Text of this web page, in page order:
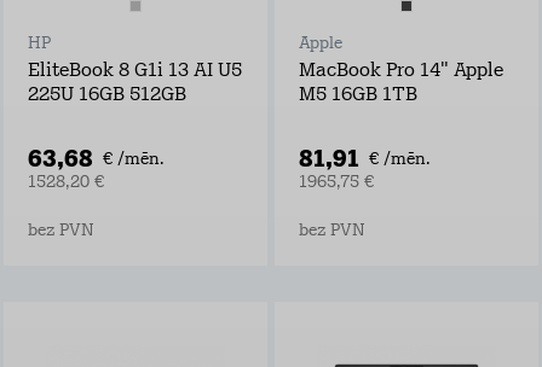
HP
EliteBook 8 G1i 13 AI U5
225U 16GB 512GB
63,68 € /mēn.
1528,20 €
bez PVN
Apple
MacBook Pro 14" Apple
M5 16GB 1TB
81,91 € /mēn.
1965,75 €
bez PVN